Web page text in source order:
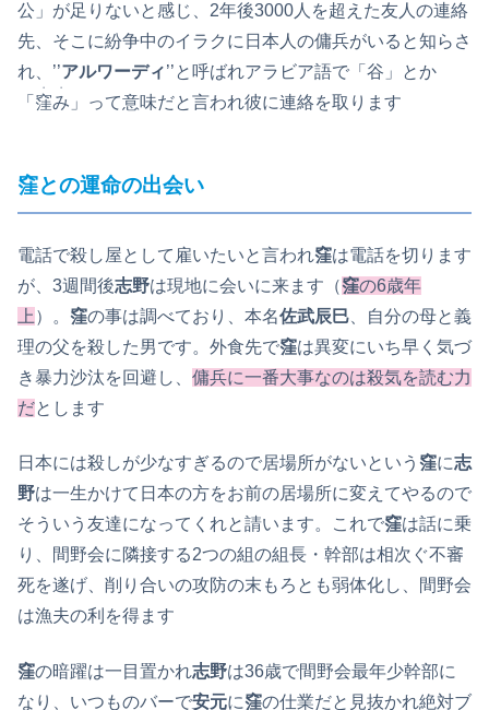
公」が足りないと感じ、2年後3000人を超えた友人の連絡
先、そこに紛争中のイラクに日本人の傭兵がいると知らさ
れ、’’アルワーディ’’と呼ばれアラビア語で「谷」とか
「 窪み
・・
」って意味だと言われ彼に連絡を取ります
窪との運命の出会い
電話で殺し屋として雇いたいと言われ窪は電話を切ります
が、3週間後志野は現地に会いに来ます（窪の6歳年
上 ）。 窪の事は調べており、本名佐武辰巳 、自分の母と義
理の父を殺した男です。外食先で窪は異変にいち早く気づ
き暴力沙汰を回避し、 傭兵に一番大事なのは殺気を読む力
だとします
日本には殺しが少なすぎるので居場所がないという 窪に志
野は一生かけて日本の方をお前の居場所に変えてやるので
そういう友達になってくれと請います。これで窪は話に乗
り、間野会に隣接する2つの組の組長・幹部は相次ぐ不審
死を遂げ、削り合いの攻防の末もろとも弱体化し、間野会
は漁夫の利を得ます
窪の暗躍は一目置かれ志野は36歳で間野会最年少幹部に
なり、いつものバーで安元に窪の仕業だと見抜かれ絶対ブ